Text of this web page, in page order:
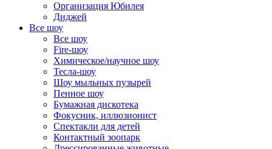
Организация Юбилея
Диджей
Все шоу
Все шоу
Fire-шоу
Химическое/научное шоу
Тесла-шоу
Шоу мыльных пузырей
Пенное шоу
Бумажная дискотека
Фокусник, иллюзионист
Спектакли для детей
Контактный зоопарк